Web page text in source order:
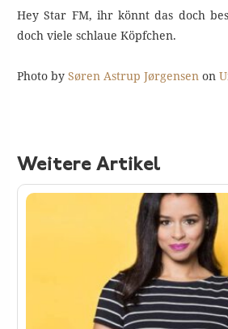
Hey Star FM, ihr könnt das doch
doch viele schlaue Köpfchen.
Photo by Søren Astrup Jørgensen on
Weitere Artikel